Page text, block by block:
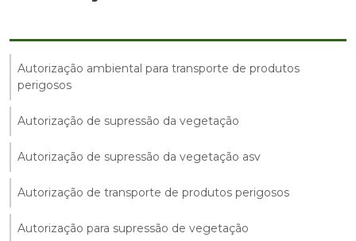
Autorização ambiental para transporte de produtos
perigosos
Autorização de supressão da vegetação
Autorização de supressão da vegetação asv
Autorização de transporte de produtos perigosos
Autorização para supressão de vegetação